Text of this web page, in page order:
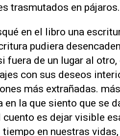
trasmutados en pájaros.
en el libro una
pudiera
fuera de un lugar al
con sus deseos
más extrañadas.
en la que siento que se
cuento es dejar visible
en nuestras